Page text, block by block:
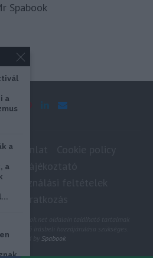
Spabook
tájékoztató
felhasználási feltételek
feliratkozás
a szerző írásbeli hozzájárulása szükséges.
Reserved by Spabook
a
a
a